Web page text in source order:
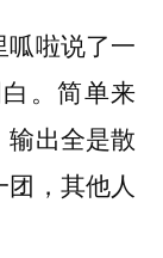
啦说了一
。简单来
出全是散
，其他人